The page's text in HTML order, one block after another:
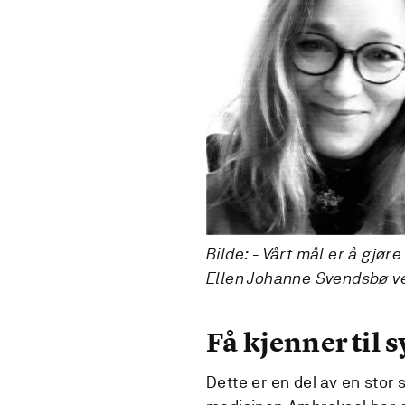
Bilde: - Vårt mål er å
Ellen Johanne Svendsbø
Få kjenner til
Dette er en del av en stor